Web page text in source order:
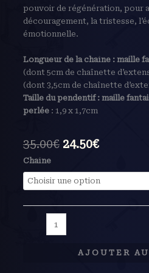
pouvoir de régénération, pour
découragement, la tristesse,
émotionnelle.
Longueur de la chaîne : maille
(dont 5cm de chaînette
(dont 3,5cm de chaînette
Taille du pendentif : maille
perlée: 1,9 x 1,7cm
35.00€ 24.50€
Chaîne
AJOUTER